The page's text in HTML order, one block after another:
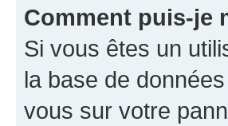
Comment puis-je
Si vous êtes un
la base de
vous sur votre